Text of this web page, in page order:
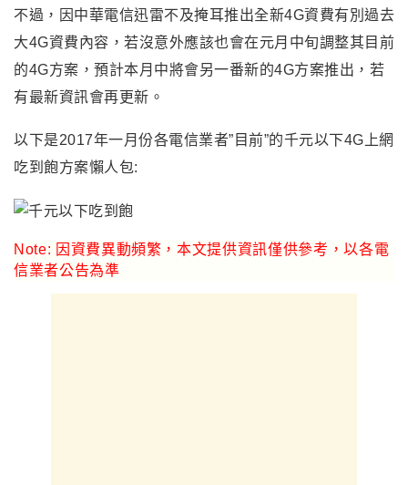
不過 ， 因中華電信迅雷不及掩耳推出全新4G資費有別過去
大4G資費內容 ，若沒意外應該也會在元月中旬調整其目前
的4G方案，預計本月中將會另一番新的4G方案推出，若
有最新資訊會再更新。
以下是2017年一月份各電信業者”目前”的千元以下4G上網
吃到飽方案懶人包:
Note: 因資費異動頻繁 ，本文提供資訊僅供參考，以各電
信業者公告為準